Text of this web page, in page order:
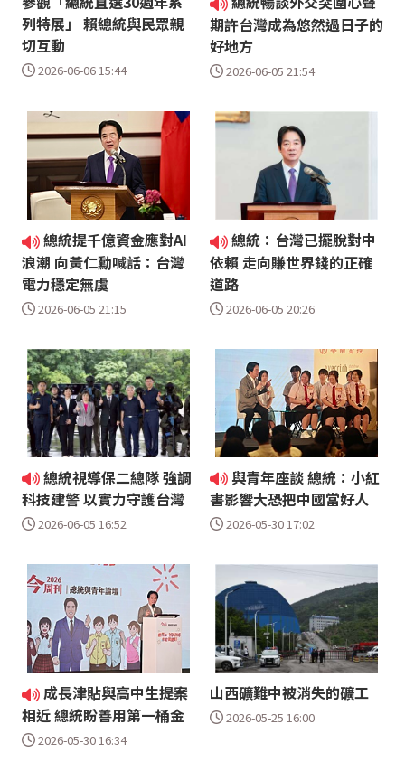
列特展」 賴總統與民眾親
切互動
2026-06-06 15:44
期許台灣成為悠然過日子的
好地方
2026-06-05 21:54
總統提千億資金應對AI
浪潮 向黃仁勳喊話：台灣
電力穩定無虞
2026-06-05 21:15
總統：台灣已擺脫對中
依賴 走向賺世界錢的正確
道路
2026-06-05 20:26
總統視導保二總隊 強調
科技建警 以實力守護台灣
2026-06-05 16:52
與青年座談 總統：小紅
書影響大恐把中國當好人
2026-05-30 17:02
成長津貼與高中生提案
相近 總統盼善用第一桶金
2026-05-30 16:34
山西礦難中被消失的礦工
2026-05-25 16:00